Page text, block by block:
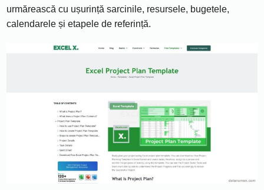
urmărească cu ușurință sarcinile, resursele, bugetele,
calendarele și etapele de referință.